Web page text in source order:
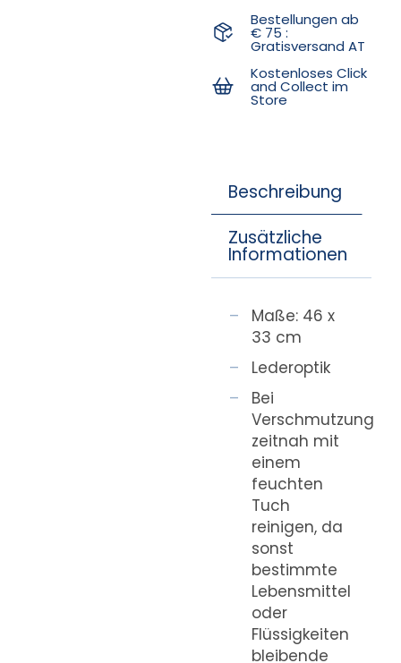
Bestellungen ab
€ 75 :
Gratisversand AT
Kostenloses Click
and Collect im
Store
Beschreibung
Zusätzliche
Informationen
Maße: 46 x
33 cm
Lederoptik
Bei
Verschmutzung
zeitnah mit
einem
feuchten
Tuch
reinigen, da
sonst
bestimmte
Lebensmittel
oder
Flüssigkeiten
bleibende